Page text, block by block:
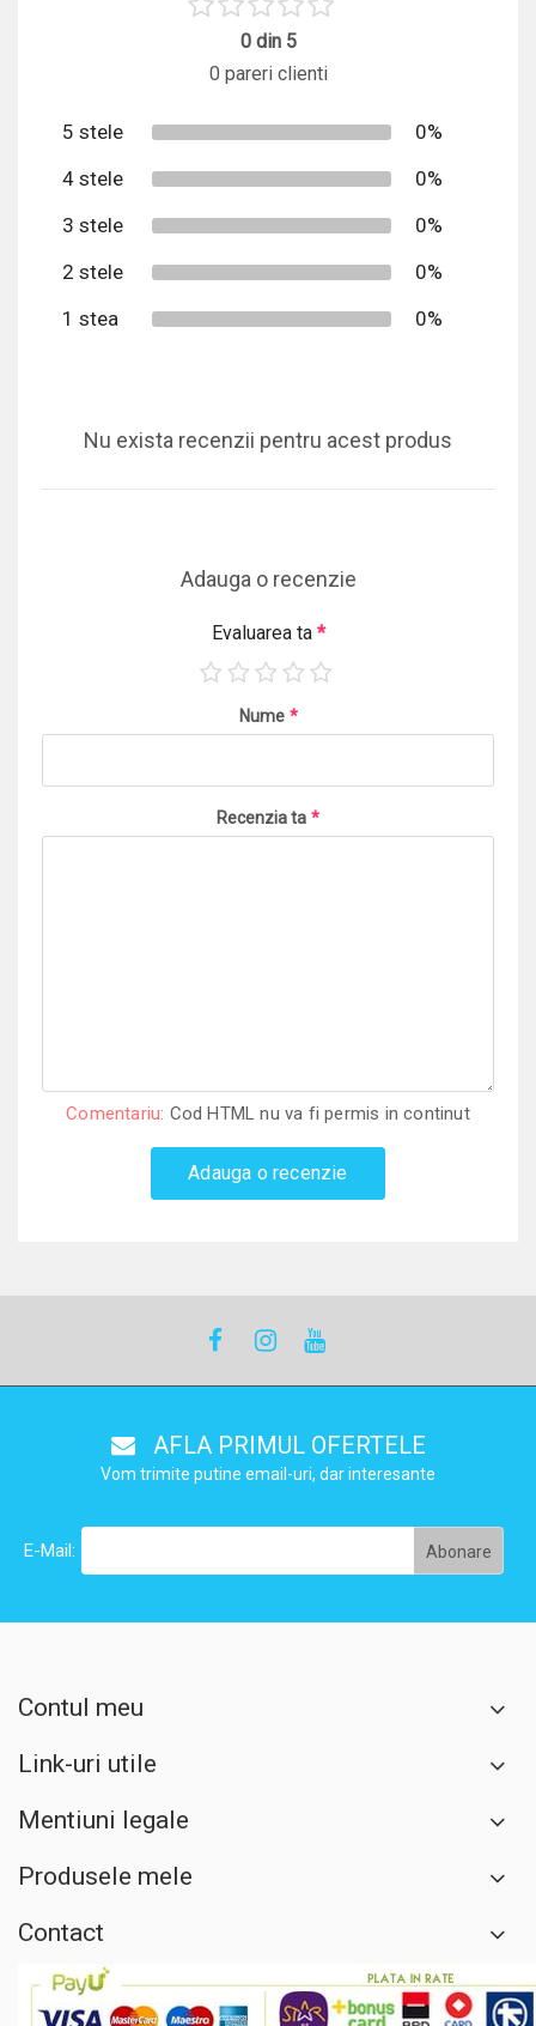
0 din 5
0 pareri clienti
5 stele
0%
4 stele
0%
3 stele
0%
2 stele
0%
1 stea
0%
Nu exista recenzii pentru acest produs
Adauga o recenzie
Evaluarea ta *
Nume *
Recenzia ta *
Comentariu: Cod HTML nu va fi permis in continut
Adauga o recenzie
AFLA PRIMUL OFERTELE
Vom trimite putine email-uri, dar interesante
E-Mail:
Contul meu
Link-uri utile
Mentiuni legale
Produsele mele
Contact